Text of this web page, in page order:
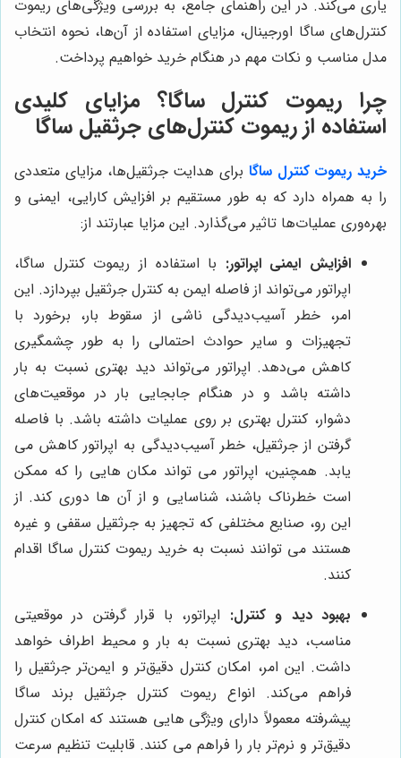
یاری می‌کند. در این راهنمای جامع، به بررسی ویژگی‌های ریموت
کنترل‌های ساگا اورجینال، مزایای استفاده از آن‌ها، نحوه انتخاب
مدل مناسب و نکات مهم در هنگام خرید خواهیم پرداخت.
چرا ریموت کنترل ساگا؟ مزایای کلیدی
استفاده از ریموت کنترل‌های جرثقیل ساگا
خرید ریموت کنترل ساگا برای هدایت جرثقیل‌ها، مزایای متعددی
را به همراه دارد که به طور مستقیم بر افزایش کارایی، ایمنی و
بهره‌وری عملیات‌ها تاثیر می‌گذارد. این مزایا عبارتند از:
افزایش ایمنی اپراتور: با استفاده از ریموت کنترل ساگا،
اپراتور می‌تواند از فاصله ایمن به کنترل جرثقیل بپردازد. این
امر، خطر آسیب‌دیدگی ناشی از سقوط بار، برخورد با
تجهیزات و سایر حوادث احتمالی را به طور چشمگیری
کاهش می‌دهد. اپراتور می‌تواند دید بهتری نسبت به بار
داشته باشد و در هنگام جابجایی بار در موقعیت‌های
دشوار، کنترل بهتری بر روی عملیات داشته باشد. با فاصله
گرفتن از جرثقیل، خطر آسیب‌دیدگی به اپراتور کاهش می
یابد. همچنین، اپراتور می تواند مکان هایی را که ممکن
است خطرناک باشند، شناسایی و از آن ها دوری کند. از
این رو، صنایع مختلفی که تجهیز به جرثقیل سقفی و غیره
هستند می توانند نسبت به خرید ریموت کنترل ساگا اقدام
کنند.
بهبود دید و کنترل: اپراتور، با قرار گرفتن در موقعیتی
مناسب، دید بهتری نسبت به بار و محیط اطراف خواهد
داشت. این امر، امکان کنترل دقیق‌تر و ایمن‌تر جرثقیل را
فراهم می‌کند. انواع ریموت کنترل جرثقیل برند ساگا
پیشرفته معمولاً دارای ویژگی هایی هستند که امکان کنترل
دقیق‌تر و نرم‌تر بار را فراهم می کنند. قابلیت تنظیم سرعت